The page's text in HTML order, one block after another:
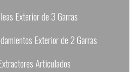
Exterior de 3 Garras
Exterior de 2 Garras
Articulados